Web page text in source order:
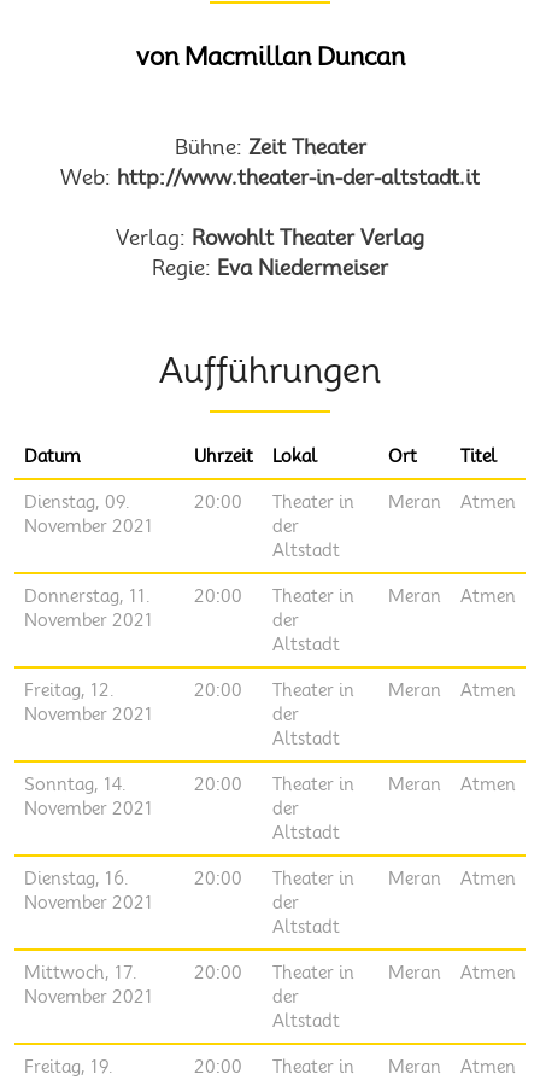
von Macmillan Duncan
Bühne: Zeit Theater
Web: http://www.theater-in-der-altstadt.it
Verlag: Rowohlt Theater Verlag
Regie: Eva Niedermeiser
Aufführungen
Datum Uhrzeit Lokal Ort Titel
Dienstag, 09.
November 2021
20:00
Theater in
der
Altstadt
Meran Atmen
Donnerstag, 11.
November 2021
20:00
Theater in
der
Altstadt
Meran Atmen
Freitag, 12.
November 2021
20:00
Theater in
der
Altstadt
Meran Atmen
Sonntag, 14.
November 2021
20:00
Theater in
der
Altstadt
Meran Atmen
Dienstag, 16.
November 2021
20:00
Theater in
der
Altstadt
Meran Atmen
Mittwoch, 17.
November 2021
20:00
Theater in
der
Altstadt
Meran Atmen
Freitag, 19.
20:00
Theater in
Meran Atmen